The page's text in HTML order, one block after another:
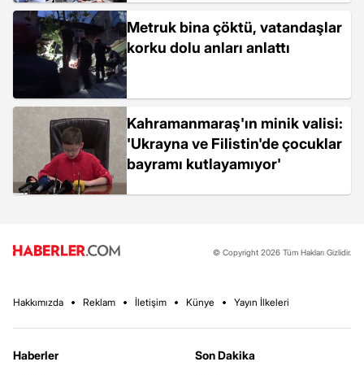
Metruk bina çöktü, vatandaşlar
korku dolu anları anlattı
Kahramanmaraş'ın minik valisi:
'Ukrayna ve Filistin'de çocuklar
bayramı kutlayamıyor'
© Copyright 2026 Tüm Hakları Gizlidir.
Hakkımızda Reklam İletişim Künye Yayın İlkeleri
Haberler
Son Dakika